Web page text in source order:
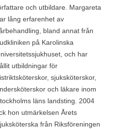
och utbildare. Margareta
lång erfarenhet av
bland annat från
på Karolinska
och har
utbildningar för
sjuksköterskor,
och läkare inom
läns landsting. 2004
hon utmärkelsen Årets
från Riksföreningen